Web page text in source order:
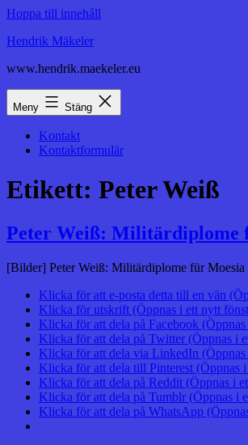
Hoppa till innehåll
Hendrik Mäkeler
www.hendrik.maekeler.eu
Meny Stäng
Kontakt
Kontaktformulär
Etikett: Peter Weiß
Peter Weiß: Militärdiplome
[Bilder] Peter Weiß: Militärdiplome für
Klicka för att e-posta detta till en vän
Klicka för utskrift (Öppnas i ett nytt
Klicka för att dela på Facebook
Klicka för att dela på Twitter (Öppnas i
Klicka för att dela via LinkedIn
Klicka för att dela till Pinterest (Öppnas
Klicka för att dela på Reddit (Öppnas i
Klicka för att dela på Tumblr (Öppnas i
Klicka för att dela på WhatsApp